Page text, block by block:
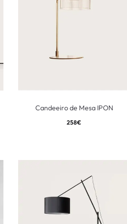
Candeeiro de Mesa IPON
258€